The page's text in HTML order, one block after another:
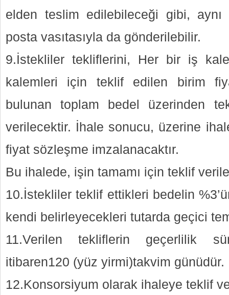
elden teslim edilebileceği gibi,
posta vasıtasıyla da gönderilebilir.
9.İstekliler tekliflerini, Her bir iş
kalemleri için teklif edilen birim
bulunan toplam bedel üzerinden
verilecektir. İhale sonucu, üzerine
fiyat sözleşme imzalanacaktır.
Bu ihalede, işin tamamı için teklif
10.İstekliler teklif ettikleri bedelin
kendi belirleyecekleri tutarda geçici
11.Verilen tekliflerin geçerlilik
itibaren120 (yüz yirmi)takvim günüdür.
12.Konsorsiyum olarak ihaleye teklif